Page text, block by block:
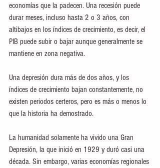
economías que la padecen. Una recesión puede
durar meses, incluso hasta 2 o 3 años, con
altibajos en los índices de crecimiento, es decir, el
PIB puede subir o bajar aunque generalmente se
mantiene en zona negativa.
Una depresión dura más de dos años, y los
índices de crecimiento bajan constantemente, no
existen periodos certeros, pero es más o menos lo
que la historia ha demostrado.
La humanidad solamente ha vivido una Gran
Depresión, la que inició en 1929 y duró casi una
década. Sin embargo, varias economías regionales